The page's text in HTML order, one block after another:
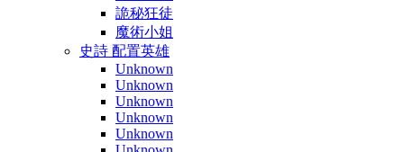
詭秘狂徒
魔術小姐
史詩 配置英雄
Unknown
Unknown
Unknown
Unknown
Unknown